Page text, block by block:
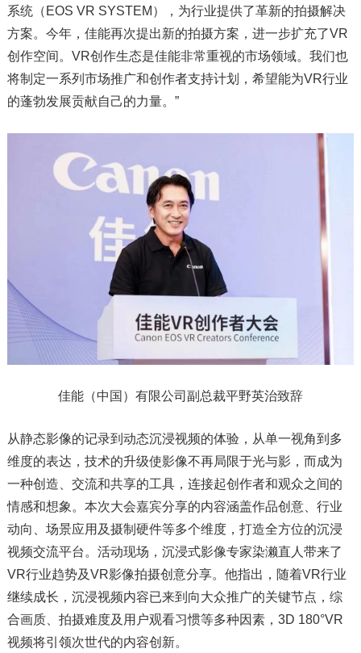
系统（EOS VR SYSTEM），为行业提供了革新的拍摄解决
方案。今年，佳能再次提出新的拍摄方案，进一步扩充了VR
创作空间。VR创作生态是佳能非常重视的市场领域。我们也
将制定一系列市场推广和创作者支持计划，希望能为VR行业
的蓬勃发展贡献自己的力量。”
佳能（中国）有限公司副总裁平野英治致辞
从静态影像的记录到动态沉浸视频的体验，从单一视角到多
维度的表达，技术的升级使影像不再局限于光与影，而成为
一种创造、交流和共享的工具，连接起创作者和观众之间的
情感和想象。本次大会嘉宾分享的内容涵盖作品创意、行业
动向、场景应用及摄制硬件等多个维度，打造全方位的沉浸
视频交流平台。活动现场，沉浸式影像专家染濑直人带来了
VR行业趋势及VR影像拍摄创意分享。他指出，随着VR行业
继续成长，沉浸视频内容已来到向大众推广的关键节点，综
合画质、拍摄难度及用户观看习惯等多种因素，3D 180°VR
视频将引领次世代的内容创新。